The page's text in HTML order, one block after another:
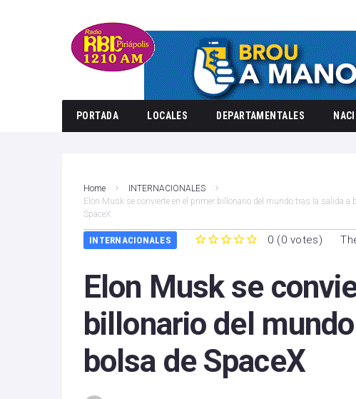
PORTADA LOCALES DEPARTAMENTALES
Home
INTERNACIONALES
Elon Musk se convierte en el primer billonario del mundo tras la salida a
SpaceX
INTERNACIONALES 0 (0 votes)
Elon Musk se
billonario del
bolsa de SpaceX